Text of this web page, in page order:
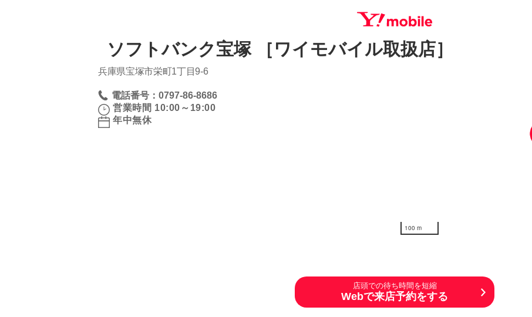
ソフトバンク宝塚 ［ワイモバイル取扱店］
兵庫県宝塚市栄町1丁目9‐6
電話番号：0797-86-8686
営業時間 10:00～19:00
年中無休
100 m
店頭での待ち時間を短縮
Webで来店予約をする